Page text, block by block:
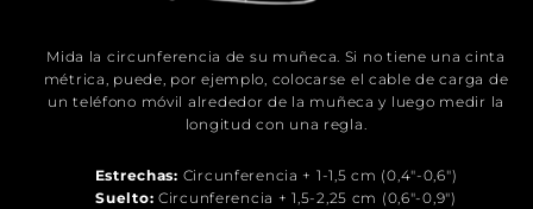
Mida la circunferencia de su muñeca. Si no tiene una cinta
métrica, puede, por ejemplo, colocarse el cable de carga de
un teléfono móvil alrededor de la muñeca y luego medir la
longitud con una regla.
Estrechas: Circunferencia + 1-1,5 cm (0,4"-0,6")
Suelto: Circunferencia + 1,5-2,25 cm (0,6"-0,9")